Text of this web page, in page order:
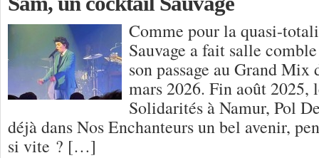
Comme pour la quasi-
Sauvage a fait salle
son passage au Grand
mars 2026. Fin août 2025,
Solidarités à Namur, Pol
déjà dans Nos Enchanteurs un bel avenir,
si vite ? […]